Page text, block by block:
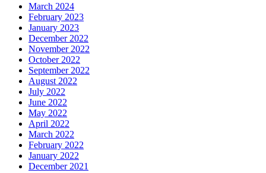
March 2024
February 2023
January 2023
December 2022
November 2022
October 2022
September 2022
August 2022
July 2022
June 2022
May 2022
April 2022
March 2022
February 2022
January 2022
December 2021